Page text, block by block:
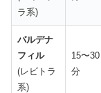
⌛
アバ
ラ系)
バルデナ
フィル
(レビトラ
系)
15〜30
分